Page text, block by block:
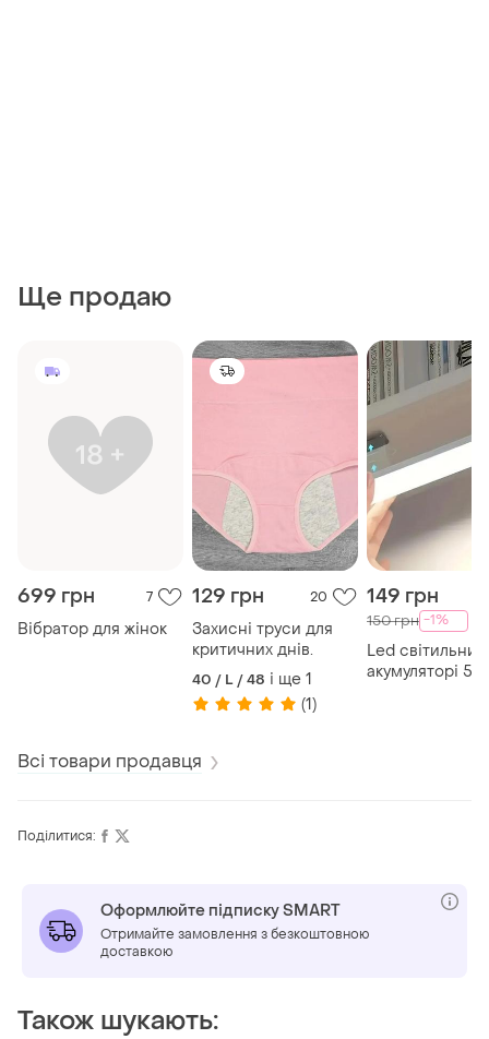
Ще продаю
699 грн 7
Вібратор для жінок
129 грн 20
Захисні труси для
критичних днів.
40 / L / 48 і ще 1
(1)
149 грн
150 грн -1%
Led
акумуляторі
Всі товари продавця
Поділитися:
Оформлюйте підписку SMART
Отримайте замовлення з безкоштовною
доставкою
Також шукають: